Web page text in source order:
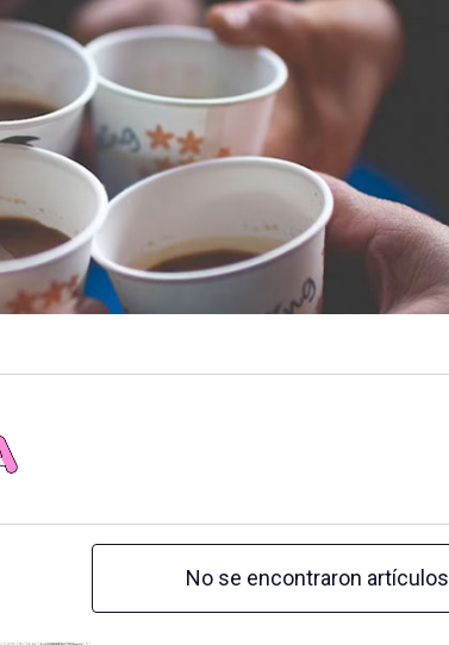
No se encontraron artículos